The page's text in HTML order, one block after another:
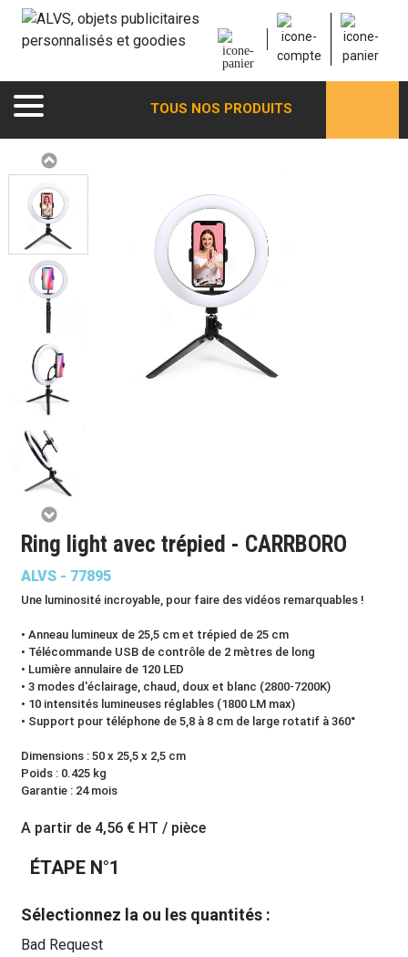
TOUS NOS PRODUITS
Ring light avec trépied - CARRBORO
ALVS - 77895
Une luminosité incroyable, pour faire des vidéos remarquables !
• Anneau lumineux de 25,5 cm et trépied de 25 cm
• Télécommande USB de contrôle de 2 mètres de long
• Lumière annulaire de 120 LED
• 3 modes d'éclairage, chaud, doux et blanc (2800-7200K)
• 10 intensités lumineuses réglables (1800 LM max)
• Support pour téléphone de 5,8 à 8 cm de large rotatif à 360°
Dimensions : 50 x 25,5 x 2,5 cm
Poids : 0.425 kg
Garantie : 24 mois
A partir de 4,56 € HT / pièce
ÉTAPE N°1
Sélectionnez la ou les quantités :
Bad Request